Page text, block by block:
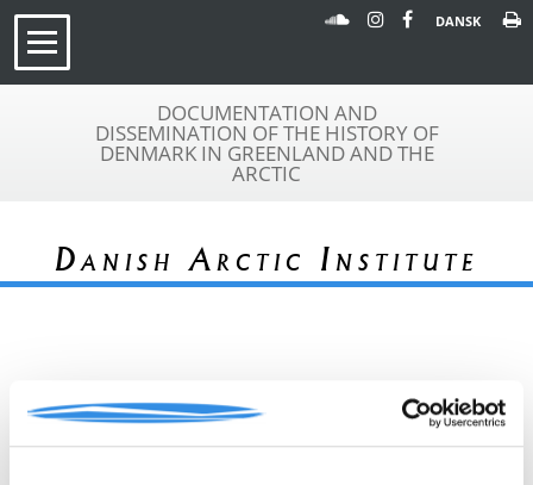
DANSK
DOCUMENTATION AND
DISSEMINATION OF THE HISTORY OF
DENMARK IN GREENLAND AND THE
ARCTIC
Danish Arctic Institute
Arkivfond
"Grønlands Historiske